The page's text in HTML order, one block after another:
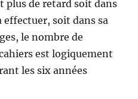
plus de retard soit dans
effectuer, soit dans sa
le nombre de
est logiquement
les six années